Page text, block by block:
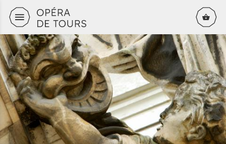
Aller au contenu principal